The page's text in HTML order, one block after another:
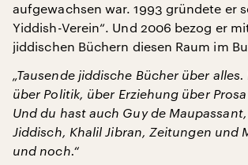
aufgewachsen war. 1993 gründete er
Yiddish-Verein“. Und 2006 bezog er
jiddischen Büchern diesen Raum im
„Tausende jiddische Bücher über alles.
über Politik, über Erziehung über
Und du hast auch Guy de
Jiddisch, Khalil Jibran, Zeitungen und
und noch.“